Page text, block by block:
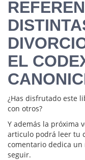
Biografía
Biografías
Ciencia ficción
Cine
Cocina
Cómic
EL
¿Has disfrutado este
con otros?
Y además la próxima
articulo podrá leer tu
comentario dedica un
seguir.